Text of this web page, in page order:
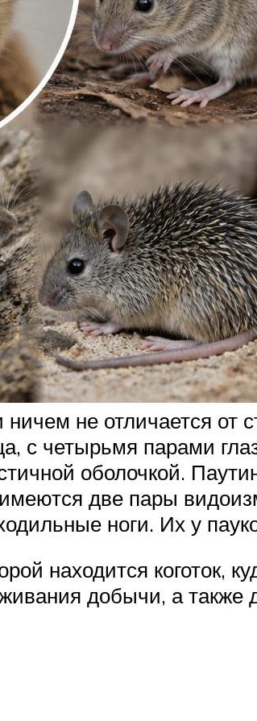
не отличается от
с четырьмя парами
оболочкой.
две пары
ноги. Их у
находится коготок,
добычи, а также